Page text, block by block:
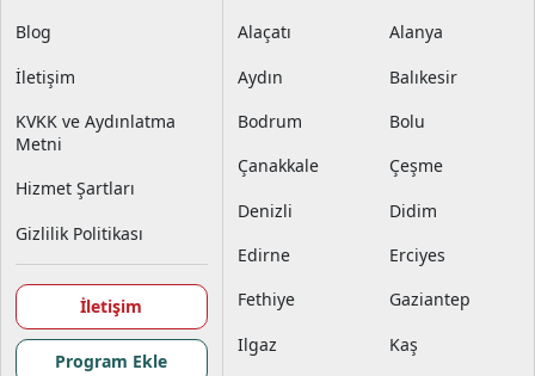
Blog
İletişim
KVKK ve Aydınlatma
Metni
Hizmet Şartları
Gizlilik Politikası
İletişim
Program Ekle
Alaçatı
Alanya
Aydın
Balıkesir
Bodrum
Bolu
Çanakkale
Çeşme
Denizli
Didim
Edirne
Erciyes
Fethiye
Gaziantep
Ilgaz
Kaş